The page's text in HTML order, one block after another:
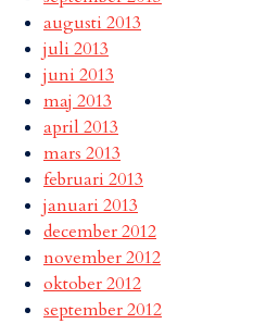
augusti 2013
juli 2013
juni 2013
maj 2013
april 2013
mars 2013
februari 2013
januari 2013
december 2012
november 2012
oktober 2012
september 2012